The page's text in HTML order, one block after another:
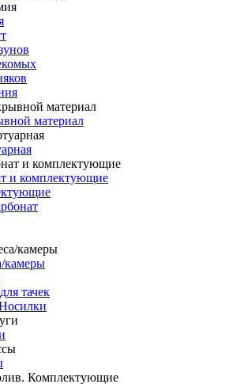
материал
и комплектующие
камеры
тачек